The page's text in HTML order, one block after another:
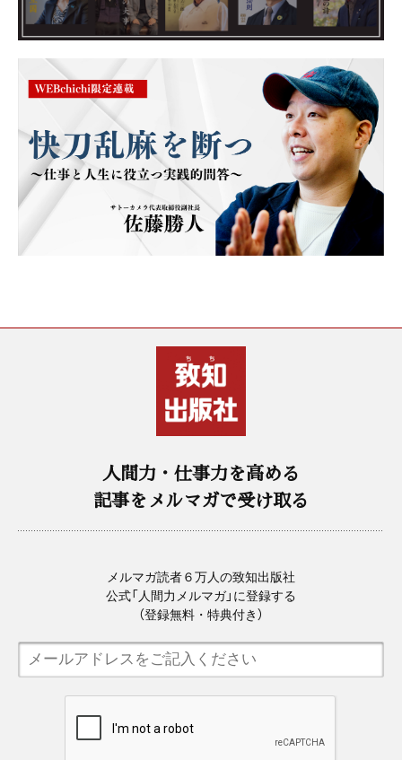
人間力・仕事力を高める
記事をメルマガで受け取る
メルマガ読者６万人の致知出版社
公式「人間力メルマガ」に登録する
（登録無料・特典付き）